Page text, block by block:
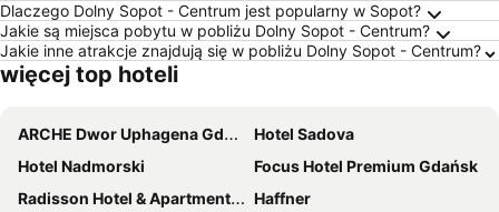
Dlaczego Dolny Sopot - Centrum jest popularny w Sopot?
Jakie są miejsca pobytu w pobliżu Dolny Sopot - Centrum?
Jakie inne atrakcje znajdują się w pobliżu Dolny Sopot - Centrum?
więcej top hoteli
ARCHE Dwor Uphagena Gdansk
Hotel Sadova
Hotel Nadmorski
Focus Hotel Premium Gdańsk
Radisson Hotel & Apartments Gdansk
Haffner